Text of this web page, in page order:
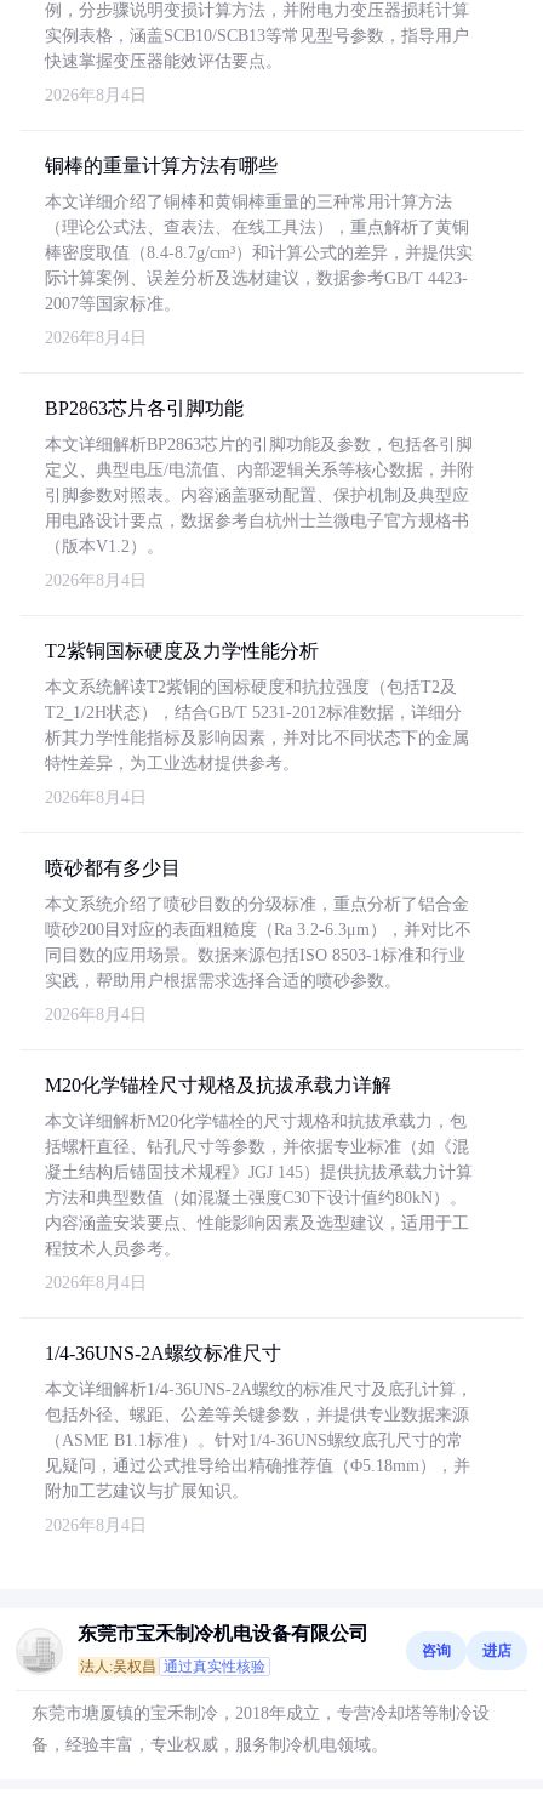
例，分步骤说明变损计算方法，并附电力变压器损耗计算
实例表格，涵盖SCB10/SCB13等常见型号参数，指导用户
快速掌握变压器能效评估要点。
2026年8月4日
铜棒的重量计算方法有哪些
本文详细介绍了铜棒和黄铜棒重量的三种常用计算方法
（理论公式法、查表法、在线工具法），重点解析了黄铜
棒密度取值（8.4-8.7g/cm³）和计算公式的差异，并提供实
际计算案例、误差分析及选材建议，数据参考GB/T 4423-
2007等国家标准。
2026年8月4日
BP2863芯片各引脚功能
本文详细解析BP2863芯片的引脚功能及参数，包括各引脚
定义、典型电压/电流值、内部逻辑关系等核心数据，并附
引脚参数对照表。内容涵盖驱动配置、保护机制及典型应
用电路设计要点，数据参考自杭州士兰微电子官方规格书
（版本V1.2）。
2026年8月4日
T2紫铜国标硬度及力学性能分析
本文系统解读T2紫铜的国标硬度和抗拉强度（包括T2及
T2_1/2H状态），结合GB/T 5231-2012标准数据，详细分
析其力学性能指标及影响因素，并对比不同状态下的金属
特性差异，为工业选材提供参考。
2026年8月4日
喷砂都有多少目
本文系统介绍了喷砂目数的分级标准，重点分析了铝合金
喷砂200目对应的表面粗糙度（Ra 3.2-6.3μm），并对比不
同目数的应用场景。数据来源包括ISO 8503-1标准和行业
实践，帮助用户根据需求选择合适的喷砂参数。
2026年8月4日
M20化学锚栓尺寸规格及抗拔承载力详解
本文详细解析M20化学锚栓的尺寸规格和抗拔承载力，包
括螺杆直径、钻孔尺寸等参数，并依据专业标准（如《混
凝土结构后锚固技术规程》JGJ 145）提供抗拔承载力计算
方法和典型数值（如混凝土强度C30下设计值约80kN）。
内容涵盖安装要点、性能影响因素及选型建议，适用于工
程技术人员参考。
2026年8月4日
1/4-36UNS-2A螺纹标准尺寸
本文详细解析1/4-36UNS-2A螺纹的标准尺寸及底孔计算，
包括外径、螺距、公差等关键参数，并提供专业数据来源
（ASME B1.1标准）。针对1/4-36UNS螺纹底孔尺寸的常
见疑问，通过公式推导给出精确推荐值（Φ5.18mm），并
附加工艺建议与扩展知识。
2026年8月4日
东莞市宝禾制冷机电设备有限公司
法人:吴权昌 通过真实性核验
咨询 进店
东莞市塘厦镇的宝禾制冷，2018年成立，专营冷却塔等制冷设
备，经验丰富，专业权威，服务制冷机电领域。